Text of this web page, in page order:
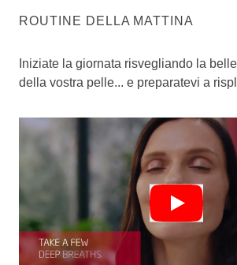
ROUTINE DELLA MATTINA
Iniziate la giornata risvegliando la
della vostra pelle... e preparatevi a